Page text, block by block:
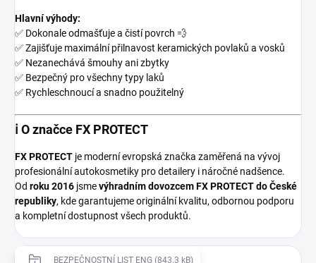
Hlavní výhody:
✅ Dokonale odmašťuje a čistí povrch 💨
✅ Zajišťuje maximální přilnavost keramických povlaků a vosků
✅ Nezanechává šmouhy ani zbytky
✅ Bezpečný pro všechny typy laků
✅ Rychleschnoucí a snadno použitelný
ℹ️ O značce FX PROTECT
FX PROTECT je moderní evropská značka zaměřená na vývoj
profesionální autokosmetiky pro detailery i náročné nadšence.
Od roku 2016 jsmevýhradním dovozcem FX PROTECT do České
republiky, kde garantujeme originální kvalitu, odbornou podporu
a kompletní dostupnost všech produktů.
BEZPEČNOSTNÍ LIST ENG (843.3 kB)